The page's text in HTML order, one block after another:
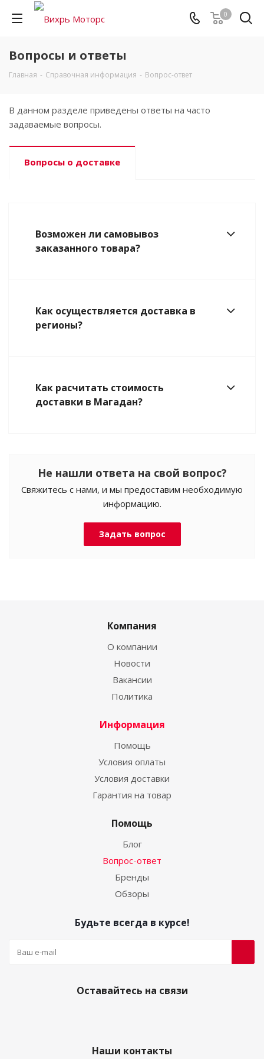
0
Вопросы и ответы
Главная - Справочная информация - Вопрос-ответ
В данном разделе приведены ответы на часто
задаваемые вопросы.
Вопросы о доставке
Возможен ли самовывоз
заказанного товара?
Как осуществляется доставка в
регионы?
Как расчитать стоимость
доставки в Магадан?
Не нашли ответа на свой вопрос?
Свяжитесь с нами, и мы предоставим необходимую
информацию.
Задать вопрос
Компания
О компании
Новости
Вакансии
Политика
Информация
Помощь
Условия оплаты
Условия доставки
Гарантия на товар
Помощь
Блог
Вопрос-ответ
Бренды
Обзоры
Будьте всегда в курсе!
Оставайтесь на связи
Наши контакты